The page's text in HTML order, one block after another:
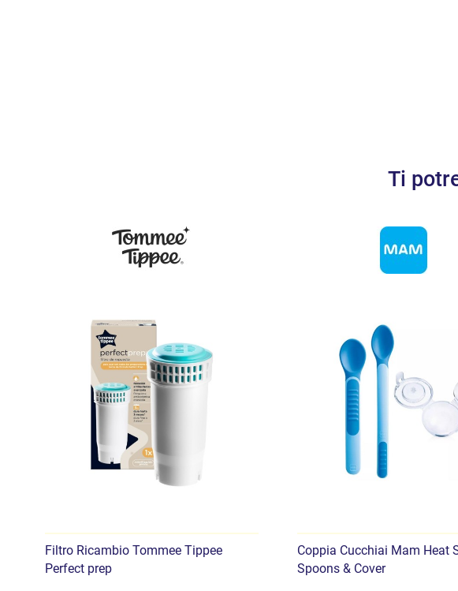
Ti
Filtro Ricambio Tommee Tippee
Perfect prep
Coppia Cucchiai Mam Heat
Spoons & Cover